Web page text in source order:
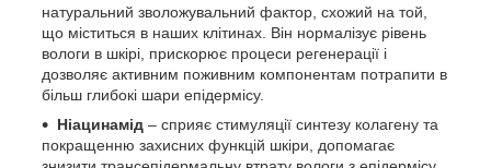
натуральний зволожувальний фактор, схожий на той,
що міститься в наших клітинах. Він нормалізує рівень
вологи в шкірі, прискорює процеси регенерації і
дозволяє активним поживним компонентам потрапити в
більш глибокі шари епідермісу.
Ніацинамід – сприяє стимуляції синтезу колагену та
покращенню захисних функцій шкіри, допомагає